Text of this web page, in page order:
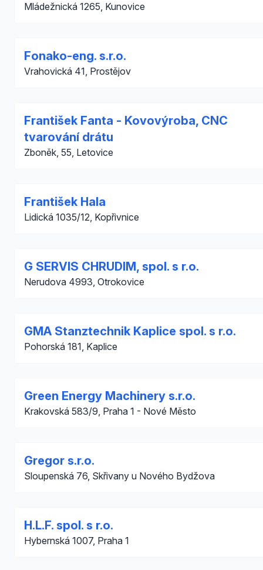
Mládežnická 1265, Kunovice
Fonako-eng. s.r.o.
Vrahovická 41, Prostějov
František Fanta - Kovovýroba, CNC
tvarování drátu
Zboněk, 55, Letovice
František Hala
Lidická 1035/12, Kopřivnice
G SERVIS CHRUDIM, spol. s r.o.
Nerudova 4993, Otrokovice
GMA Stanztechnik Kaplice spol. s r.o.
Pohorská 181, Kaplice
Green Energy Machinery s.r.o.
Krakovská 583/9, Praha 1 - Nové Město
Gregor s.r.o.
Sloupenská 76, Skřivany u Nového Bydžova
H.L.F. spol. s r.o.
Hybernská 1007, Praha 1